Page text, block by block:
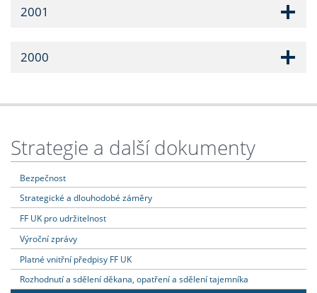
2001
2000
Strategie a další dokumenty
Bezpečnost
Strategické a dlouhodobé záměry
FF UK pro udržitelnost
Výroční zprávy
Platné vnitřní předpisy FF UK
Rozhodnutí a sdělení děkana, opatření a sdělení tajemníka